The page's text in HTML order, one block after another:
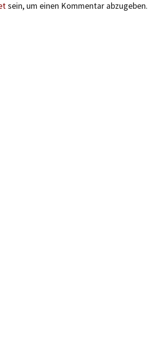
sein, um einen Kommentar abzugeben.